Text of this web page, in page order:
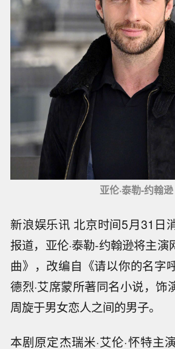
亚伦·泰勒-约翰逊
新浪娱乐讯 北京时间5月31日
报道，亚伦·泰勒-约翰逊将主
曲》，改编自《请以你的名字
德烈·艾席蒙所著同名小说，饰
周旋于男女恋人之间的男子。
本剧原定杰瑞米·艾伦·怀特主